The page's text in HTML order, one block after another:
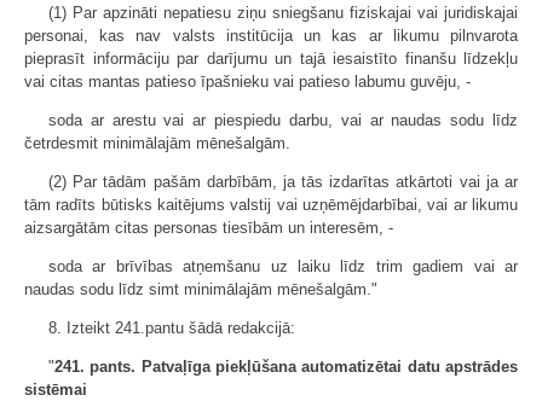
(1) Par apzināti nepatiesu ziņu sniegšanu fiziskajai vai juridiskajai
personai, kas nav valsts institūcija un kas ar likumu pilnvarota
pieprasīt informāciju par darījumu un tajā iesaistīto finanšu līdzekļu
vai citas mantas patieso īpašnieku vai patieso labumu guvēju, -
soda ar arestu vai ar piespiedu darbu, vai ar naudas sodu līdz
četrdesmit minimālajām mēnešalgām.
(2) Par tādām pašām darbībām, ja tās izdarītas atkārtoti vai ja ar
tām radīts būtisks kaitējums valstij vai uzņēmējdarbībai, vai ar likumu
aizsargātām citas personas tiesībām un interesēm, -
soda ar brīvības atņemšanu uz laiku līdz trim gadiem vai ar
naudas sodu līdz simt minimālajām mēnešalgām."
8. Izteikt 241.pantu šādā redakcijā:
"241. pants. Patvaļīga piekļūšana automatizētai datu apstrādes
sistēmai